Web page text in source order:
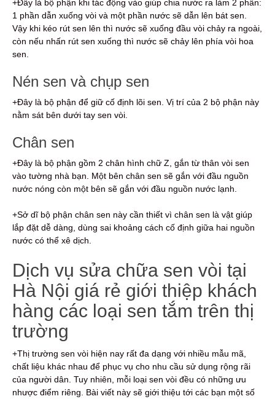
+Đây là bộ phận khi tác động vào giúp chia nước ra làm 2 phần:
1 phần dẫn xuống vòi và một phần nước sẽ dẫn lên bát sen.
Vậy khi kéo rút sen lên thì nước sẽ xuống đầu vòi chảy ra ngoài,
còn nếu nhấn rút sen xuống thì nước sẽ chảy lên phía vòi hoa
sen.
Nén sen và chụp sen
+Đây là bộ phận để giữ cố định lõi sen. Vị trí của 2 bộ phận này
nằm sát bên dưới tay sen vòi.
Chân sen
+Đây là bộ phận gồm 2 chân hình chữ Z, gắn từ thân vòi sen
vào tường nhà bạn. Một bên chân sen sẽ gắn với đầu nguồn
nước nóng còn một bên sẽ gắn với đầu nguồn nước lạnh.
+Sở dĩ bộ phận chân sen này cần thiết vì chân sen là vật giúp
lắp đặt dễ dàng, dùng sai khoảng cách cố định giữa hai nguồn
nước có thể xê dịch.
Dịch vụ sửa chữa sen vòi tại
Hà Nội giá rẻ giới thiệp khách
hàng các loại sen tắm trên thị
trường
+Thị trường sen vòi hiện nay rất đa dạng với nhiều mẫu mã,
chất liệu khác nhau để phục vụ cho nhu cầu sử dụng rộng rãi
của người dân. Tuy nhiên, mỗi loại sen vòi đều có những ưu
nhược điểm riêng. Bài viết này sẽ giới thiệu tới các bạn một số